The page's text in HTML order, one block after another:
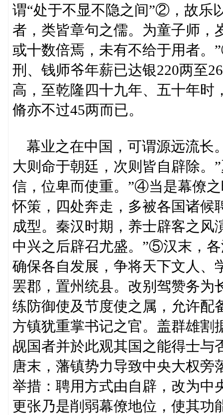
谓“处于不显不隐之间”②，故乐
者，类皆章句之儒。为童子师，
或十数倍焉，未有不给于用者
刑、钱师爷年薪已达银220两至
高，至乾隆四十九年、五十年时
脩亦不过45两而已。
幕业之在中国，可谓源远流长
大则命于朝廷，次则皆自辟除。
信，位卑而使重。”④当是幕僚
怀策，四处奔走，多被各国诸候
成型。秦汉时期，养士辟客之风
中兴之后辟召尤盛。”⑤汉末，
确保各自发展，争将天下文人、
罢郡，置州统县。改别驾赞务为
练防御使及节度使之属，允许配
方镇犹重掌书记之官。盖群雄割
觇国者并於此观其国之能得士
唐末，藩镇势力导致中央大权旁
举措：聘用方式由自辟，改为中
更张乃是削弱幕僚地位，使其功